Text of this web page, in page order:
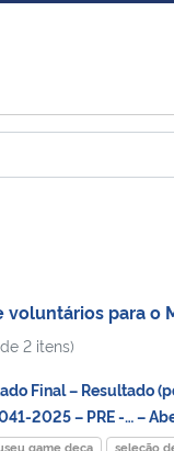
para o
2 itens)
Final – Resultado
2025 – PRE -… –
game deça seleção